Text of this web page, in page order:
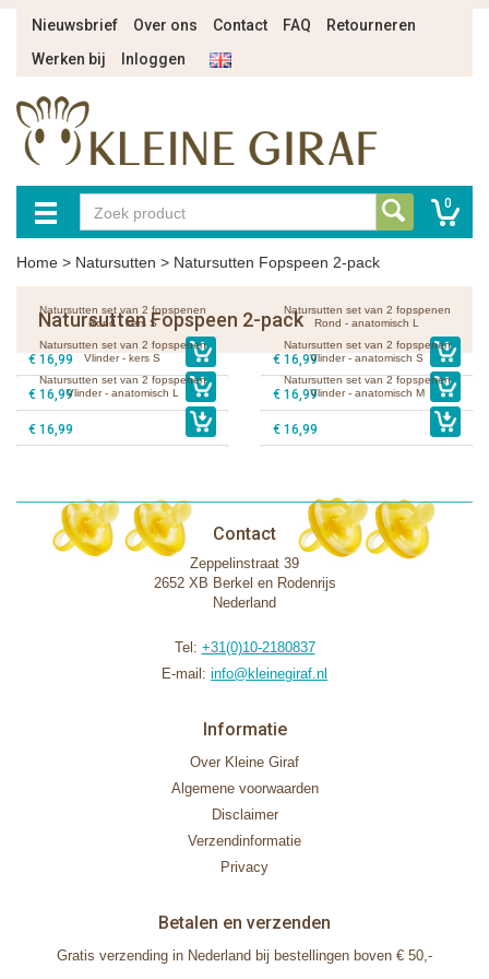
Nieuwsbrief Over ons Contact FAQ
Retourneren
Werken bij
Inloggen
0
Home > Natursutten > Natursutten Fopspeen 2-pack
Natursutten Fopspeen 2-pack
Natursutten set van 2 fopspenen
Rond - kers S
€ 16,99
Natursutten set van 2 fopspenen
Rond - anatomisch L
€ 16,99
Natursutten set van 2 fopspenen
Vlinder - kers S
€ 16,99
Natursutten set van 2 fopspenen
Vlinder - anatomisch S
€ 16,99
Natursutten set van 2 fopspenen
Vlinder - anatomisch L
€ 16,99
Natursutten set van 2 fopspenen
Vlinder - anatomisch M
€ 16,99
Contact
Zeppelinstraat 39
2652 XB Berkel en Rodenrijs
Nederland
Tel: +31(0)10-2180837
E-mail: info@kleinegiraf.nl
Informatie
Over Kleine Giraf
Algemene voorwaarden
Disclaimer
Verzendinformatie
Privacy
Betalen en verzenden
Gratis verzending in Nederland bij bestellingen boven € 50,-